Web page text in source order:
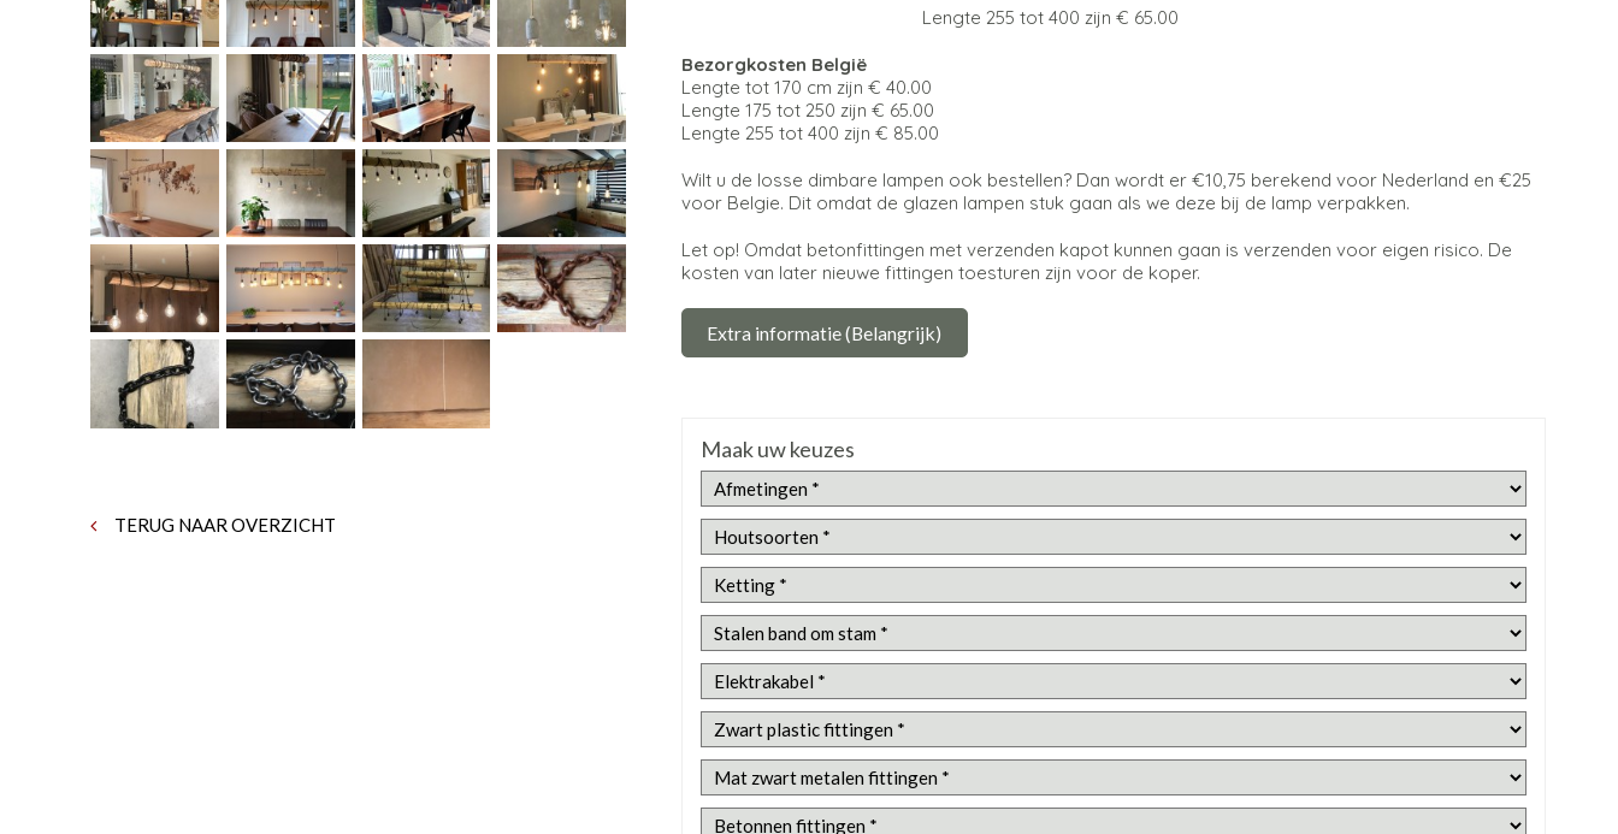
TERUG NAAR OVERZICHT
Lengte 255 tot 400 zijn € 65.00
Bezorgkosten België
Lengte tot 170 cm zijn € 40.00
Lengte 175 tot 250 zijn € 65.00
Lengte 255 tot 400 zijn € 85.00
Wilt u de losse dimbare lampen ook bestellen? Dan wordt er €10,75 berekend voor Nederland en €25
voor Belgie. Dit omdat de glazen lampen stuk gaan als we deze bij de lamp verpakken.
Let op! Omdat betonfittingen met verzenden kapot kunnen gaan is verzenden voor eigen risico. De
kosten van later nieuwe fittingen toesturen zijn voor de koper.
Extra informatie (Belangrijk)
Maak uw keuzes